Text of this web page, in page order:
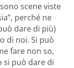
scene viste
perché ne
dare di più)
di noi. Si può
fare non so,
si può dare di